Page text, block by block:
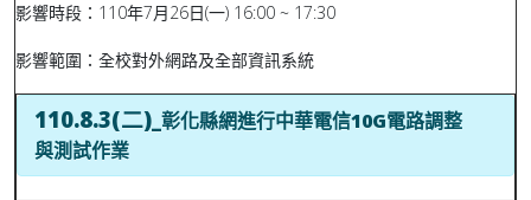
影響時段：110年7月26日(一) 16:00 ~ 17:30
影響範圍：全校對外網路及全部資訊系統
110.8.3(二) _彰化縣網進行中華電信10G電路調整
與測試作業